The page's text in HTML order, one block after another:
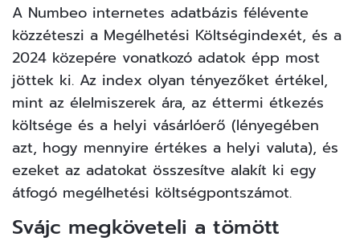
A Numbeo internetes adatbázis félévente
közzéteszi a Megélhetési Költségindexét, és a
2024 közepére vonatkozó adatok épp most
jöttek ki. Az index olyan tényezőket értékel,
mint az élelmiszerek ára, az éttermi étkezés
költsége és a helyi vásárlóerő (lényegében
azt, hogy mennyire értékes a helyi valuta), és
ezeket az adatokat összesítve alakít ki egy
átfogó megélhetési költségpontszámot.
Svájc megköveteli a tömött